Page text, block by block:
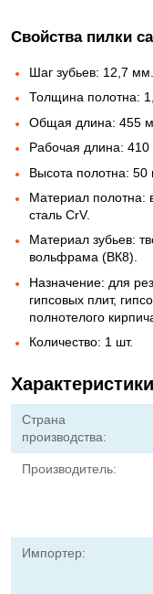
Свойства пилки
Шаг зубьев: 12,7 мм.
Толщина полотна:
Общая длина: 455
Рабочая длина: 410
Высота полотна: 50
Материал полотна:
сталь CrV.
Материал зубьев:
вольфрама (ВК8).
Назначение: для
гипсовых плит,
полнотелого
Количество: 1 шт.
Характеристики
Страна
производства:
Производитель:
Импортер: